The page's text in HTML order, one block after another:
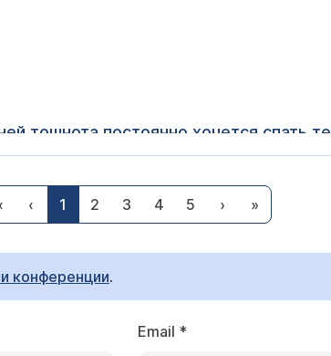
Тошнота и сонливость могут быть как
Сдайте кровь на ХГЧ — это
‹ 1 2 3 4 5 › »
конференции.
Email *